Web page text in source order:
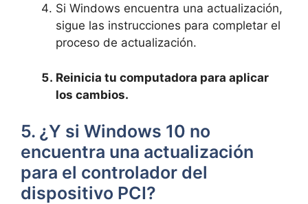
Si Windows⁢ encuentra una actualización,
sigue ⁢las‍ instrucciones para completar el
proceso de actualización.
Reinicia tu​ computadora para aplicar
los cambios.
5. ¿Y si Windows 10 no
encuentra una actualización
para el controlador del
dispositivo PCI?